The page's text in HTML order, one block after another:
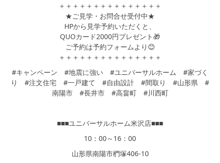
＋＋＋＋＋＋＋＋＋＋＋＋＋＋＋
★ご見学・お問合せ受付中★
HPから見学予約いただくと、
QUOカード2000円プレゼント🎁
ご予約は予約フォームより😊
＋＋＋＋＋＋＋＋＋＋＋＋＋＋＋
#キャンペーン #地震に強い #ユニバーサルホーム #家づく
り #注文住宅 #一戸建て #自由設計 #間取り #山形県 #
南陽市 #長井市 #高畠町 #川西町
■■■ユニバーサルホーム米沢店■■■
10：00～16：00
山形県南陽市椚塚406-10